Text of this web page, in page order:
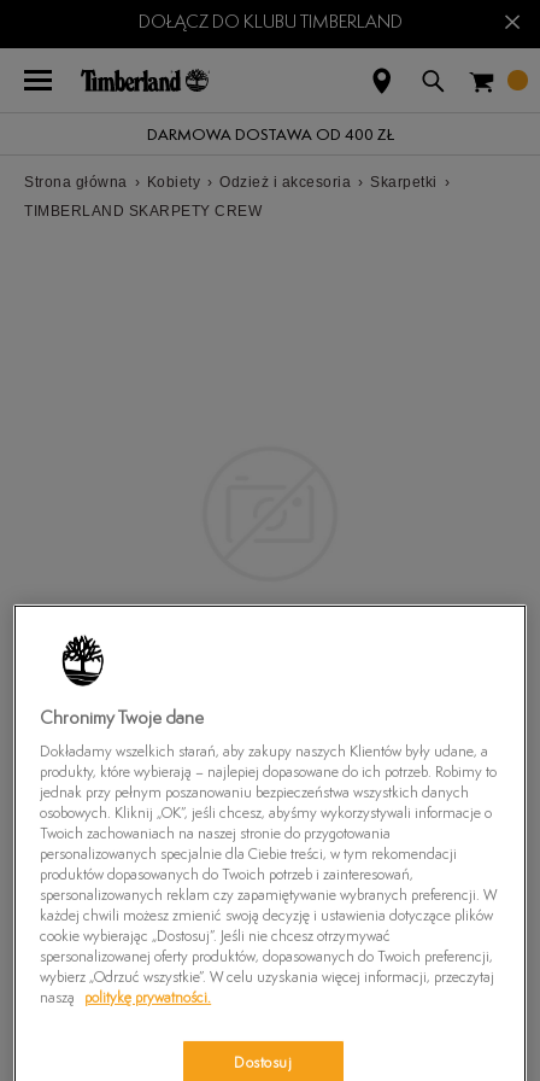
DOŁĄCZ DO KLUBU TIMBERLAND ×
DARMOWA DOSTAWA OD 400 ZŁ
Strona główna › Kobiety › Odzież i akcesoria › Skarpetki ›
TIMBERLAND SKARPETY CREW
TIMBERLAND SKARPETY CREW
59,99zł
PRODUKT NIEDOSTĘPNY
Wybierz swój rozmiar, a gdy będzie dostępny, otrzymasz od nas
wiadomość e-mail.
Chronimy Twoje dane
Dokładamy wszelkich starań, aby zakupy naszych Klientów były udane, a
produkty, które wybierają – najlepiej dopasowane do ich potrzeb. Robimy to
jednak przy pełnym poszanowaniu bezpieczeństwa wszystkich danych
osobowych. Kliknij „OK”, jeśli chcesz, abyśmy wykorzystywali informacje o
Twoich zachowaniach na naszej stronie do przygotowania
personalizowanych specjalnie dla Ciebie treści, w tym rekomendacji
produktów dopasowanych do Twoich potrzeb i zainteresowań,
spersonalizowanych reklam czy zapamiętywanie wybranych preferencji. W
każdej chwili możesz zmienić swoją decyzję i ustawienia dotyczące plików
cookie wybierając „Dostosuj”. Jeśli nie chcesz otrzymywać
spersonalizowanej oferty produktów, dopasowanych do Twoich preferencji,
wybierz „Odrzuć wszystkie”. W celu uzyskania więcej informacji, przeczytaj
naszą
politykę prywatności.
Dostosuj